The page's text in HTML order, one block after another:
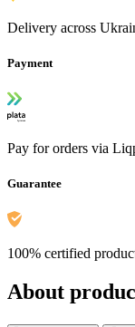
Delivery across
Payment
Pay for orders via
Guarantee
100% certified
About